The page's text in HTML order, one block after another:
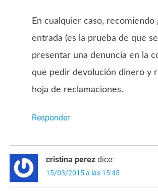
En cualquier caso, recomiendo
entrada (es la prueba de que
presentar una denuncia en la
que pedir devolución dinero y
hoja de reclamaciones.
Responder
cristina perez dice:
15/03/2015 a las 15:45